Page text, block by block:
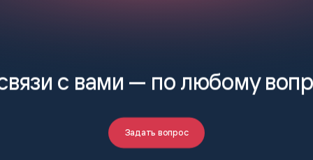
с вами — по любому
Задать вопрос